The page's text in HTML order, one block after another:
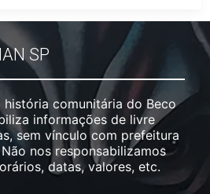
SP
história comunitária do Beco
informações de livre
sem vínculo com prefeitura
nos responsabilizamos
datas, valores, etc.